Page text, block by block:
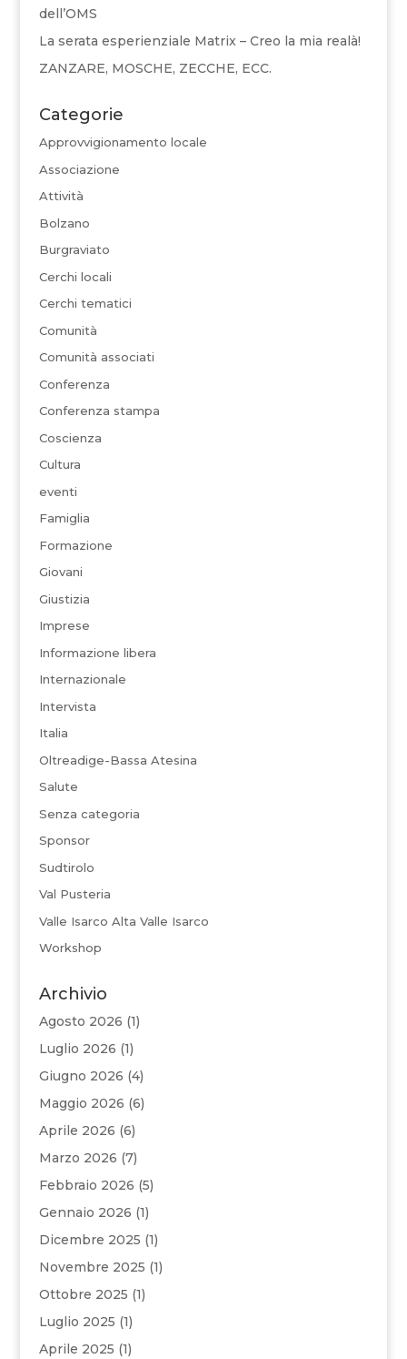
dell’OMS
La serata esperienziale Matrix – Creo la mia realà!
ZANZARE, MOSCHE, ZECCHE, ECC.
Categorie
Approvvigionamento locale
Associazione
Attività
Bolzano
Burgraviato
Cerchi locali
Cerchi tematici
Comunità
Comunità associati
Conferenza
Conferenza stampa
Coscienza
Cultura
eventi
Famiglia
Formazione
Giovani
Giustizia
Imprese
Informazione libera
Internazionale
Intervista
Italia
Oltreadige-Bassa Atesina
Salute
Senza categoria
Sponsor
Sudtirolo
Val Pusteria
Valle Isarco Alta Valle Isarco
Workshop
Archivio
Agosto 2026 (1)
Luglio 2026 (1)
Giugno 2026 (4)
Maggio 2026 (6)
Aprile 2026 (6)
Marzo 2026 (7)
Febbraio 2026 (5)
Gennaio 2026 (1)
Dicembre 2025 (1)
Novembre 2025 (1)
Ottobre 2025 (1)
Luglio 2025 (1)
Aprile 2025 (1)